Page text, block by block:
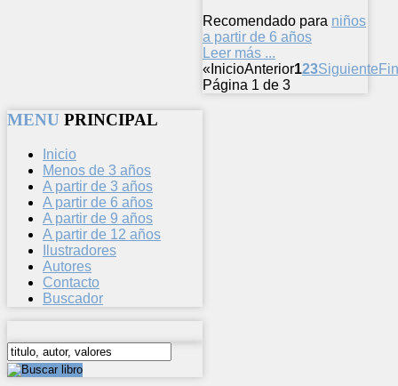
Recomendado para niños
a partir de 6 años
Leer más ...
« InicioAnterior123Siguiente
Página 1 de 3
MENU PRINCIPAL
Inicio
Menos de 3 años
A partir de 3 años
A partir de 6 años
A partir de 9 años
A partir de 12 años
Ilustradores
Autores
Contacto
Buscador